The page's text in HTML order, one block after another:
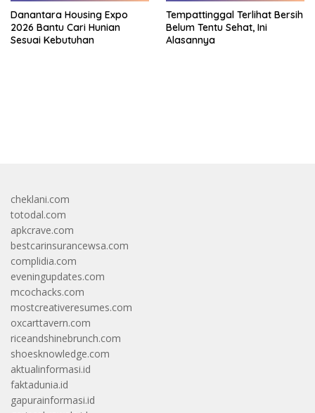
Danantara Housing Expo
2026 Bantu Cari Hunian
Sesuai Kebutuhan
Tempattinggal Terlihat Bersih
Belum Tentu Sehat, Ini
Alasannya
cheklani.com
totodal.com
apkcrave.com
bestcarinsurancewsa.com
complidia.com
eveningupdates.com
mcochacks.com
mostcreativeresumes.com
oxcarttavern.com
riceandshinebrunch.com
shoesknowledge.com
aktualinformasi.id
faktadunia.id
gapurainformasi.id